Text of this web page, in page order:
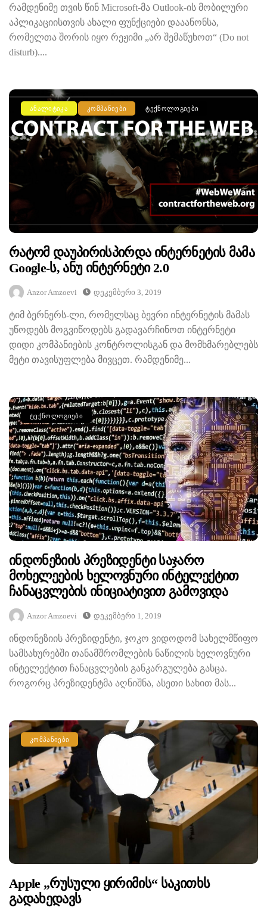
რამდენიმე თვის წინ Microsoft-მა Outlook-ის მობილური
აპლიკაციისთვის ახალი ფუნქციები დააანონსა,
რომელთა შორის იყო რეჟიმი „არ შემაწუხოთ“ (Do not
disturb)....
ᲐᲜᲐᲚᲘᲢᲘᲙᲐ ᲙᲝᲛᲞᲐᲜᲘᲔᲑᲘ ᲢᲔᲥᲜᲝᲚᲝᲒᲘᲔᲑᲘ
Რატომ Დაუპირისპირდა Ინტერნეტის Მამა
Google-Ს, Ანუ Ინტერნეტი 2.0
Anzor Amzoevi Დეკემბერი 3, 2019
ტიმ ბერნერს-ლი, რომელსაც ბევრი ინტერნეტის მამას
უწოდებს მოგვიწოდებს გადავარჩინოთ ინტერნეტი
დიდი კომპანიების კონტროლისგან და მომხმარებლებს
მეტი თავისუფლება მივცეთ. რამდენიმე...
ᲢᲔᲥᲜᲝᲚᲝᲒᲘᲔᲑᲘ
Ინდონეზიის Პრეზიდენტი Საჯარო
Მოხელეების Ხელოვნური Ინტელექტით
Ჩანაცვლების Ინიციატივით Გამოვიდა
Anzor Amzoevi Დეკემბერი 1, 2019
ინდონეზიის პრეზიდენტი, ჯოკო ვიდოდომ სახელმწიფო
სამსახურებში თანამშრომლების ნაწილის ხელოვნური
ინტელექტით ჩანაცვლების განკარგულება გასცა.
როგორც პრეზიდენტმა აღნიშნა, ასეთი სახით მას...
ᲙᲝᲛᲞᲐᲜᲘᲔᲑᲘ
Apple „რუსული Ყირიმის“ Საკითხს
Გადახედავს